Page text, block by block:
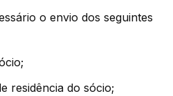
o envio dos seguintes
residência do sócio;